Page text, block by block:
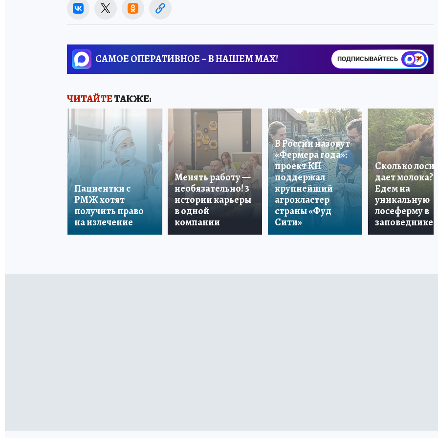
САМОЕ ОПЕРАТИВНОЕ – В НАШЕМ MAX! ПОДПИСЫВАЙТЕСЬ
ЧИТАЙТЕТАКЖЕ:
Пациентки с
РМЖ хотят
получить право
на излечение
Менять работу —
необязательно! 3
истории карьеры
в одной
компании
В России назовут
«Фермера года»:
проект КП
поддержал
крупнейший
агрокластер
страны «Фуд
Сити»
Сколько лосиха
дает молока?
Едем на
уникальную
лосеферму в
заповеднике!